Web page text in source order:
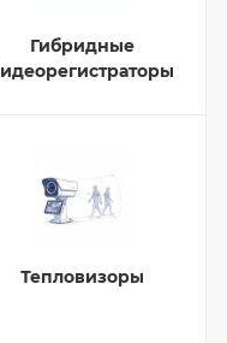
Гибридные
Тепловизоры